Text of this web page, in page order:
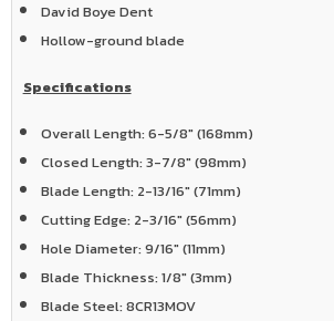
David Boye Dent
Hollow-ground blade
Specifications
Overall Length: 6-5/8" (168mm)
Closed Length: 3-7/8" (98mm)
Blade Length: 2-13/16" (71mm)
Cutting Edge: 2-3/16" (56mm)
Hole Diameter: 9/16" (11mm)
Blade Thickness: 1/8" (3mm)
Blade Steel: 8CR13MOV